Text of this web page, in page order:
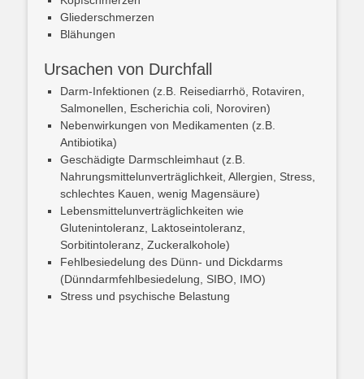
Gliederschmerzen
Blähungen
Ursachen von Durchfall
Darm-Infektionen (z.B. Reisediarrhö, Rotaviren,
Salmonellen, Escherichia coli, Noroviren)
Nebenwirkungen von Medikamenten (z.B.
Antibiotika)
Geschädigte Darmschleimhaut (z.B.
Nahrungsmittelunverträglichkeit, Allergien, Stress,
schlechtes Kauen, wenig Magensäure)
Lebensmittelunverträglichkeiten wie
Glutenintoleranz, Laktoseintoleranz,
Sorbitintoleranz, Zuckeralkohole)
Fehlbesiedelung des Dünn- und Dickdarms
(Dünndarmfehlbesiedelung, SIBO, IMO)
Stress und psychische Belastung